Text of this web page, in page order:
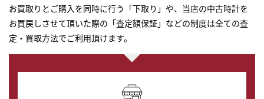
お買取りとご購入を同時に行う「下取り」や、当店の中古時計を
お買戻しさせて頂いた際の「査定額保証」などの制度は全ての査
定・買取方法でご利用頂けます。